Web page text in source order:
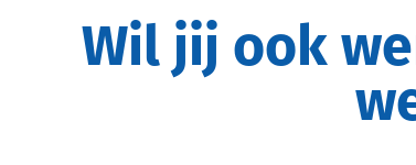
Wil jij ook werken bij één van deze